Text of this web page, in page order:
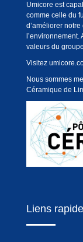
Umicore est
comme celle du
d’améliorer
valeurs du
Visitez
Nous sommes
Céramique de
Liens